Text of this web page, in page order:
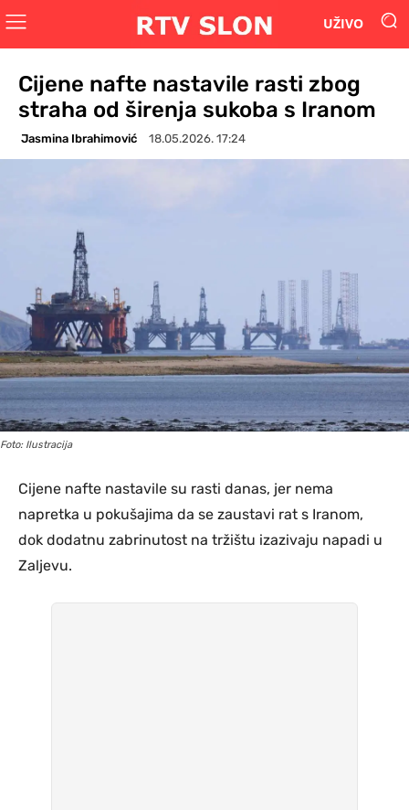
UŽIVO
Cijene nafte nastavile rasti zbog
straha od širenja sukoba s Iranom
Jasmina Ibrahimović 18.05.2026. 17:24
Foto: Ilustracija
Cijene nafte nastavile su rasti danas, jer nema
napretka u pokušajima da se zaustavi rat s Iranom,
dok dodatnu zabrinutost na tržištu izazivaju napadi u
Zaljevu.